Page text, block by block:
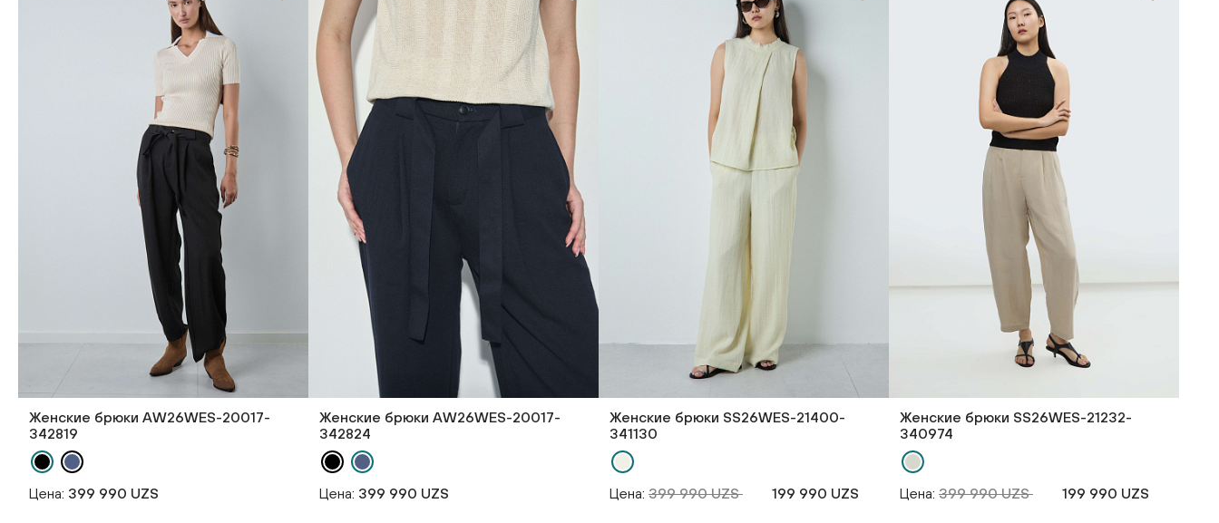
Женские брюки AW26WES-20017-
342819
Цена: 399 990 UZS
Женские брюки AW26WES-20017-
342824
Цена: 399 990 UZS
Женские брюки SS26WES-21400-
341130
Цена: 399 990 UZS 199 990 UZS
Женские брюки SS26WES-21232-
340974
Цена: 399 990 UZS 199 990 UZS